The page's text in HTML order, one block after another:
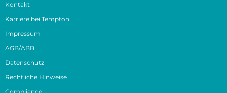
Kontakt
Karriere bei Tempton
Impressum
AGB/ABB
Datenschutz
Rechtliche Hinweise